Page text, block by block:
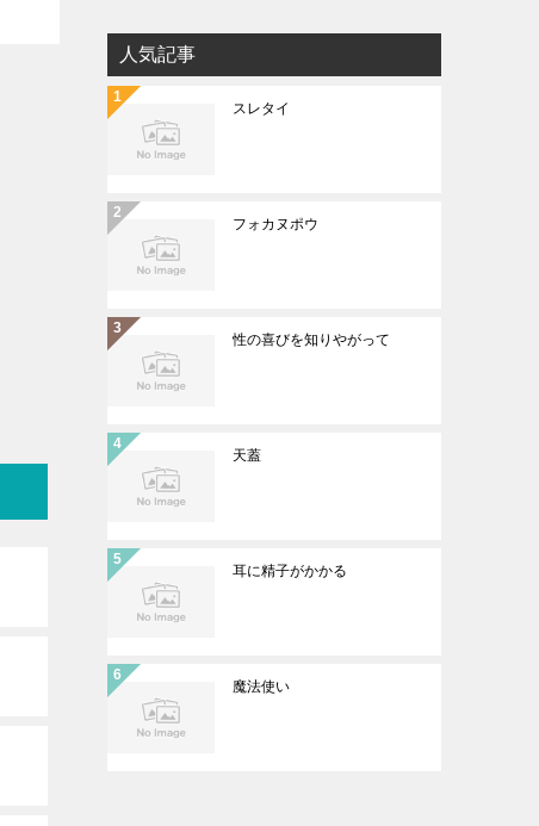
人気記事
スレタイ
フォカヌポウ
性の喜びを知りやがって
天蓋
耳に精子がかかる
魔法使い